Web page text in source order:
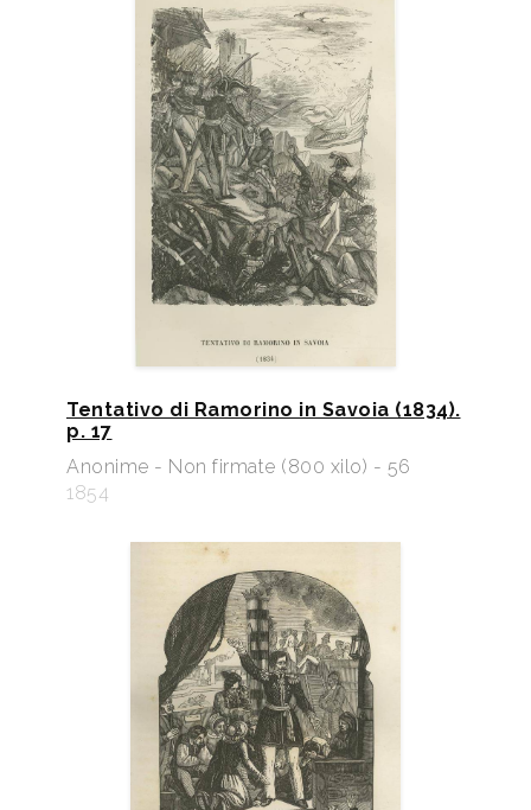
Tentativo di Ramorino in Savoia (1834).
p. 17
Anonime - Non firmate (800 xilo) - 56
1854